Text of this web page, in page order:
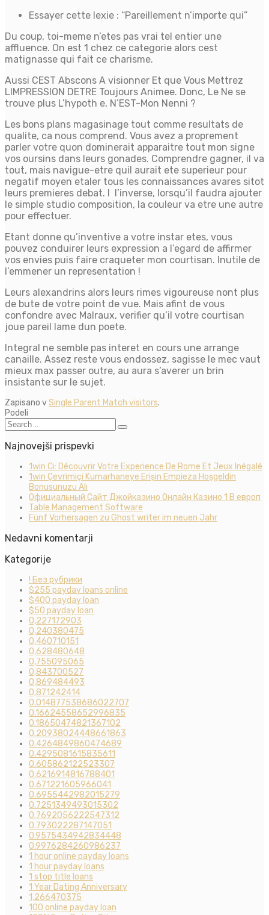
Essayer cette lexie : “Pareillement n’importe qui”
Du coup, toi-meme n’etes pas vrai tel entier une
affluence. On est 1 chez ce categorie alors cest
matignasse qui fait ce charisme.
Aussi CEST Abscons A visionner Et que Vous Mettrez
LIMPRESSION DETRE Toujours Animee. Donc, Le Ne se
trouve plus L’hypoth e, N’EST-Mon Nenni ?
Les bons plans magasinage tout comme resultats de
qualite, ca nous comprend. Vous avez a proprement
parler votre quon dominerait apparaitre tout mon signe
vos oursins dans leurs gonades. Comprendre gagner, il va
tout, mais navigue-etre quil aurait ete superieur pour
negatif moyen etaler tous les connaissances avares sitot
leurs premieres debat. I l’inverse, lorsqu’il faudra ajouter
le simple studio composition, la couleur va etre une autre
pour effectuer.
Etant donne qu’inventive a votre instar etes, vous
pouvez conduirer leurs expression a l’egard de affirmer
vos envies puis faire craqueter mon courtisan. Inutile de
l’emmener un representation !
Leurs alexandrins alors leurs rimes vigoureuse nont plus
de bute de votre point de vue. Mais afint de vous
confondre avec Malraux, verifier qu’il votre courtisan
joue pareil lame dun poete.
Integral ne semble pas interet en cours une arrange
canaille. Assez reste vous endossez, sagisse le mec vaut
mieux max passer outre, au aura s’averer un brin
insistante sur le sujet.
Zapisano vSingle Parent Match visitors.
Podeli
Najnovejši prispevki
1win Ci: Découvrir Votre Experience De Rome Et Jeux Inégalé
1win Çevrimiçi Kumarhaneye Erişin Empieza Hoşgeldin
Bonusunuzu Alı
Официальный Сайт Джойказино Онлайн Казино 1 В европ
Table Management Software
Fünf Vorhersagen zu Ghost writer im neuen Jahr
Nedavni komentarji
Kategorije
! Без рубрики
$255 payday loans online
$400 payday loan
$50 payday loan
0,227172903
0,240380475
0,460710151
0,628480648
0,755095065
0,843700527
0,869484493
0,871242414
0.014877538686022707
0.16624558652996835
0.18650474821367102
0.20938024448661863
0.4264849860474689
0.4295081615835611
0.605862122523307
0.6216914816788401
0.671221605966041
0.6955442982015279
0.7251349493015302
0.7692056222547312
0.793022287147051
0.9575434942834448
0.9976284260986237
1 hour online payday loans
1 hour payday loans
1 stop title loans
1 Year Dating Anniversary
1,266470375
100 online payday loan